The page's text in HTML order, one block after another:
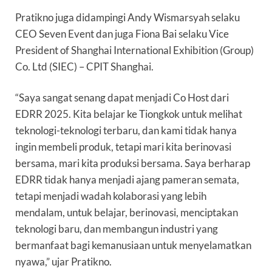
Pratikno juga didampingi Andy Wismarsyah selaku
CEO Seven Event dan juga Fiona Bai selaku Vice
President of Shanghai International Exhibition (Group)
Co. Ltd (SIEC) – CPIT Shanghai.
“Saya sangat senang dapat menjadi Co Host dari
EDRR 2025. Kita belajar ke Tiongkok untuk melihat
teknologi-teknologi terbaru, dan kami tidak hanya
ingin membeli produk, tetapi mari kita berinovasi
bersama, mari kita produksi bersama. Saya berharap
EDRR tidak hanya menjadi ajang pameran semata,
tetapi menjadi wadah kolaborasi yang lebih
mendalam, untuk belajar, berinovasi, menciptakan
teknologi baru, dan membangun industri yang
bermanfaat bagi kemanusiaan untuk menyelamatkan
nyawa,” ujar Pratikno.